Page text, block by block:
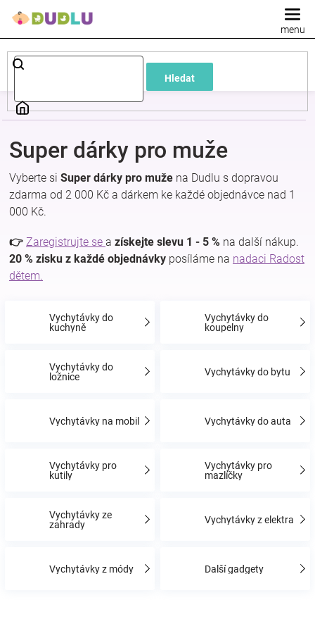
Hledat
Dětské
a
oblečení
Pokojíček
a
kojenecká
oblečení
Super dárky pro muže
Vyberte si Super dárky pro muže na Dudlu s dopravou
zdarma od 2 000 Kč a dárkem ke každé objednávce nad 1
000 Kč.
👉 Zaregistrujte se a získejte slevu 1 - 5 % na další nákup.
20 % zisku z každé objednávky posíláme na nadaci Radost
dětem.
Vychytávky do
kuchyně
Vychytávky do
koupelny
Vychytávky do
ložnice
Vychytávky do bytu
Vychytávky na mobil Vychytávky do auta
Vychytávky pro
kutily
Vychytávky pro
mazlíčky
Vychytávky ze
zahrady
Vychytávky z elektra
Vychytávky z módy Další gadgety